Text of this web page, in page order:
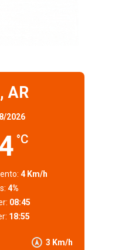
AR
2026
°C
3 Km/h
4 Km/h
4%
08:45
18:55